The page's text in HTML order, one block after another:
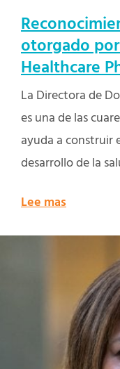
otorgado
Healthcare
La Directora de
es una de las
ayuda a construir
desarrollo de la
Lee mas